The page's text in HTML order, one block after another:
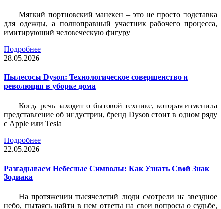
Мягкий портновский манекен – это не просто подставка
для одежды, а полноправный участник рабочего процесса,
имитирующий человеческую фигуру
Подробнее
28.05.2026
Пылесосы Dyson: Технологическое совершенство и
революция в уборке дома
Когда речь заходит о бытовой технике, которая изменила
представление об индустрии, бренд Dyson стоит в одном ряду
с Apple или Tesla
Подробнее
22.05.2026
Разгадываем Небесные Символы: Как Узнать Свой Знак
Зодиака
На протяжении тысячелетий люди смотрели на звездное
небо, пытаясь найти в нем ответы на свои вопросы о судьбе,